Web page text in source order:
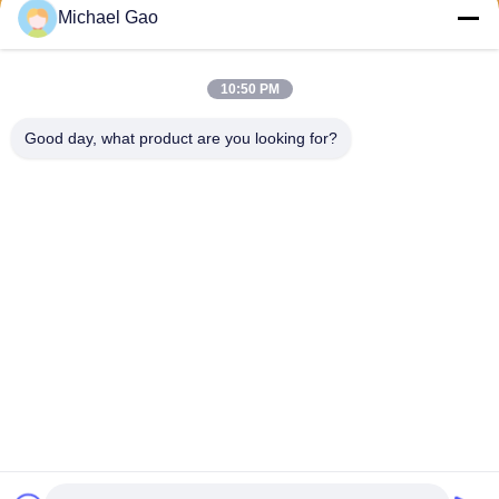
Michael Gao
10:50 PM
Good day, what product are you looking for?